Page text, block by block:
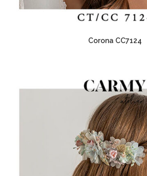
Corona CC7124